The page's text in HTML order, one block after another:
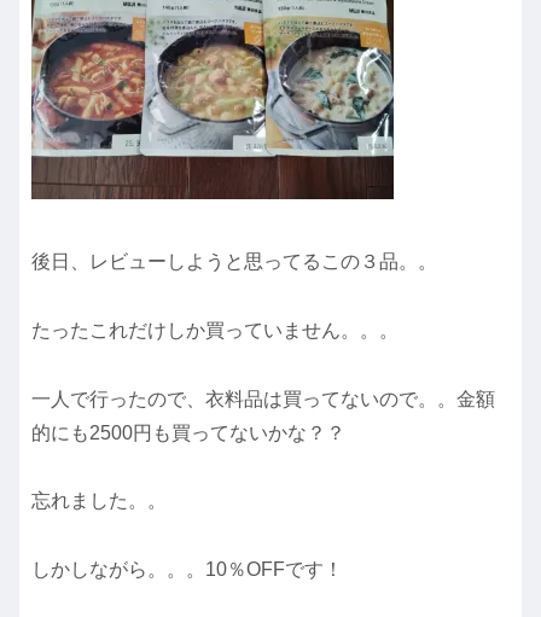
後日、レビューしようと思ってるこの３品。。
たったこれだけしか買っていません。。。
一人で行ったので、衣料品は買ってないので。。金額
的にも2500円も買ってないかな？？
忘れました。。
しかしながら。。。10％OFFです！